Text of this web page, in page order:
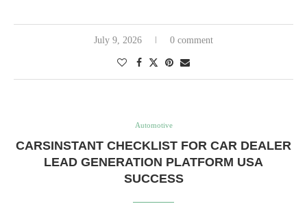
July 9, 2026 0 comment
Automotive
CARSINSTANT CHECKLIST FOR CAR DEALER
LEAD GENERATION PLATFORM USA
SUCCESS